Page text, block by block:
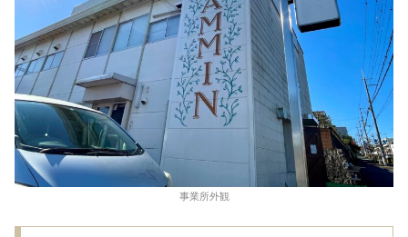
事業所外観